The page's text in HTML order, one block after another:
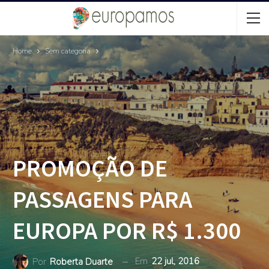
Home Sem categoria
PROMOÇÃO DE
PASSAGENS PARA
EUROPA POR R$ 1.300
Por Roberta Duarte Em22 jul, 2016